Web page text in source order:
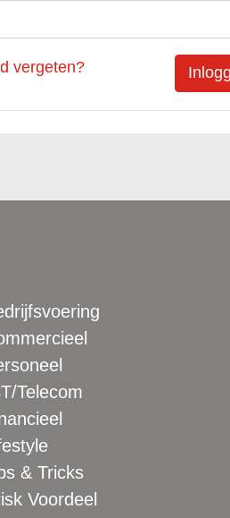
vergeten?
Telecom
& Tricks
Voordeel